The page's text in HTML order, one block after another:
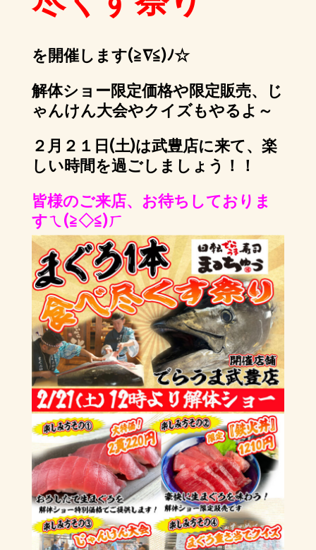
を開催します(≧∇≦)ﾉ☆
解体ショー限定価格や限定販売、じ
ゃんけん大会やクイズもやるよ～
２月２１日(土)は武豊店に来て、楽
しい時間を過ごしましょう！！
皆様のご来店、お待ちしておりま
すㄟ(≧◇≦)ㄏ